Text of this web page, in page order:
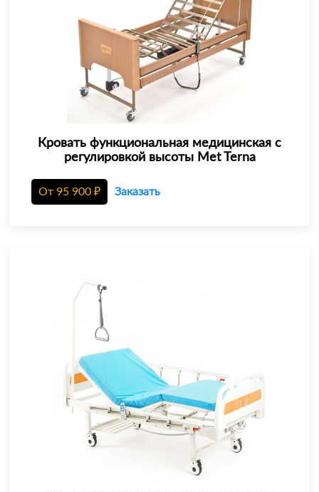
Кровать функциональная медицинская с
регулировкой высоты Met Terna
От 95 900 ₽ Заказать